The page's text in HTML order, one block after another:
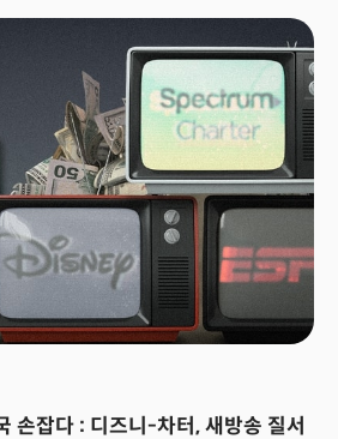
손잡다 : 디즈니-차터, 새방송 질서